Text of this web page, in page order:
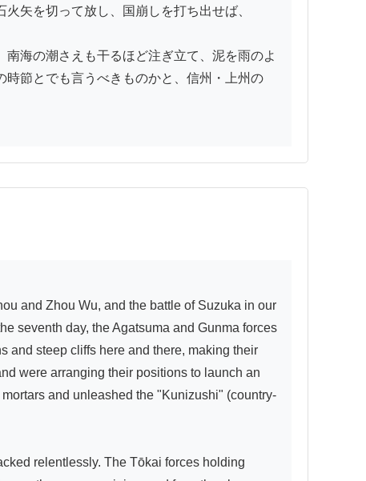
矢を切って放し、国崩しを打ち出せば、
海の潮さえも干るほど注ぎ立て、泥を雨のよ
節とでも言うべきものかと、信州・上州の
seventh day, the Agatsuma and Gunma forces
and steep cliffs here and there, making their
were arranging their positions to launch an
and unleashed the "Kunizushi" (country-
relentlessly. The Tōkai forces holding